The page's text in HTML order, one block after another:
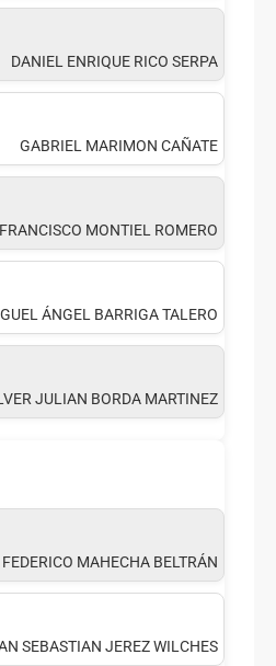
DANIEL ENRIQUE RICO SERPA
GABRIEL MARIMON CAÑATE
MONTIEL ROMERO
ÁNGEL BARRIGA TALERO
JULIAN BORDA MARTINEZ
FEDERICO MAHECHA BELTRÁN
SEBASTIAN JEREZ WILCHES